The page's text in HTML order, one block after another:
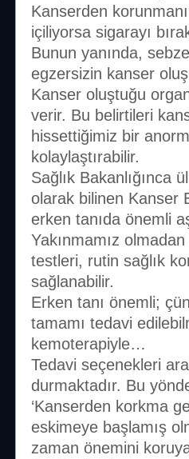
Kanserden
içiliyorsa sigarayı
Bunun yanında,
egzersizin kanser
Kanser oluştuğu
verir. Bu belirtileri
hissettiğimiz bir
kolaylaştırabilir.
Sağlık Bakanlığınca
olarak bilinen Kanser
erken tanıda önemli
Yakınmamız
testleri, rutin sağlık
sağlanabilir.
Erken tanı önemli;
tamamı tedavi
kemoterapiyle…
Tedavi seçenekleri
durmaktadır. Bu
‘Kanserden korkma
eskimeye başlamış
zaman önemini